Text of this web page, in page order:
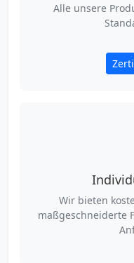
Alle unsere
Wir bieten
maßgeschneiderte